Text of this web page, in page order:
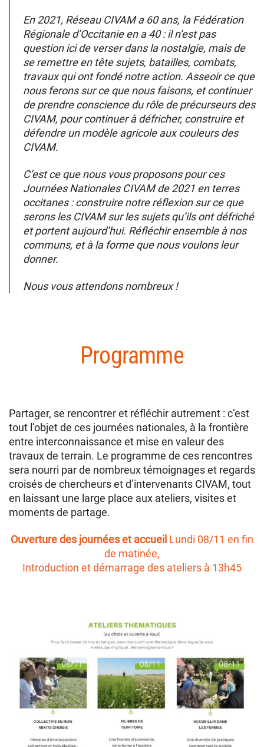
En 2021, Réseau CIVAM a 60 ans, la Fédération
Régionale d’Occitanie en a 40 : il n’est pas
question ici de verser dans la nostalgie, mais de
se remettre en tête sujets, batailles, combats,
travaux qui ont fondé notre action. Asseoir ce que
nous ferons sur ce que nous faisons, et continuer
de prendre conscience du rôle de précurseurs des
CIVAM, pour continuer à défricher, construire et
défendre un modèle agricole aux couleurs des
CIVAM.
C’est ce que nous vous proposons pour ces
Journées Nationales CIVAM de 2021 en terres
occitanes : construire notre réflexion sur ce que
serons les CIVAM sur les sujets qu’ils ont défriché
et portent aujourd’hui. Réfléchir ensemble à nos
communs, et à la forme que nous voulons leur
donner.
Nous vous attendons nombreux !
Programme
Partager, se rencontrer et réfléchir autrement : c’est
tout l’objet de ces journées nationales, à la frontière
entre interconnaissance et mise en valeur des
travaux de terrain. Le programme de ces rencontres
sera nourri par de nombreux témoignages et regards
croisés de chercheurs et d’intervenants CIVAM, tout
en laissant une large place aux ateliers, visites et
moments de partage.
Ouverture des journées et accueil Lundi 08/11 en fin
de matinée,
Introduction et démarrage des ateliers à 13h45